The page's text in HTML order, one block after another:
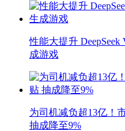
性能大提升
成游戏
为司机减负超13亿！
抽成降至9%